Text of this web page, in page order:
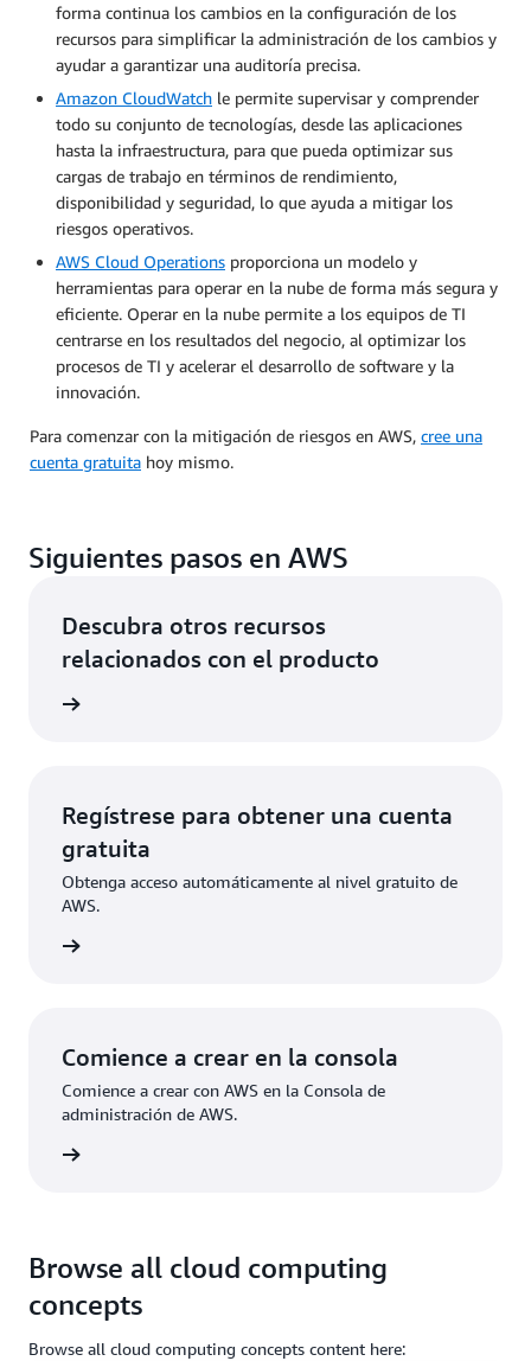
forma continua los cambios en la configuración de los
recursos para simplificar la administración de los cambios y
ayudar a garantizar una auditoría precisa.
Amazon CloudWatch le permite supervisar y comprender
todo su conjunto de tecnologías, desde las aplicaciones
hasta la infraestructura, para que pueda optimizar sus
cargas de trabajo en términos de rendimiento,
disponibilidad y seguridad, lo que ayuda a mitigar los
riesgos operativos.
AWS Cloud Operations proporciona un modelo y
herramientas para operar en la nube de forma más segura y
eficiente. Operar en la nube permite a los equipos de TI
centrarse en los resultados del negocio, al optimizar los
procesos de TI y acelerar el desarrollo de software y la
innovación.
Para comenzar con la mitigación de riesgos en AWS, cree una
cuenta gratuita hoy mismo.
Siguientes pasos en AWS
Descubra otros recursos
relacionados con el producto
Regístrese para obtener una cuenta
gratuita
Obtenga acceso automáticamente al nivel gratuito de
AWS.
Comience a crear en la consola
Comience a crear con AWS en la Consola de
administración de AWS.
Browse all cloud computing
concepts
Browse all cloud computing concepts content here: